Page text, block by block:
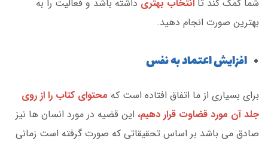
شما کمک کند تا انتخاب بهتری داشته باشد و فعالیت را به
بهترین صورت انجام دهید.
افزایش اعتماد به نفس
برای بسیاری از ما اتفاق افتاده است که محتوای کتاب را از روی
جلد آن مورد قضاوت قرار دهیم، این قضیه در مورد انسان ها نیز
صادق می باشد بر اساس تحقیقاتی که صورت گرفته است زمانی